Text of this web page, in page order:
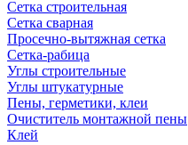
Сетка строительная
Сетка сварная
Просечно-вытяжная сетка
Сетка-рабица
Углы строительные
Углы штукатурные
Пены, герметики, клеи
Очиститель монтажной пены
Клей